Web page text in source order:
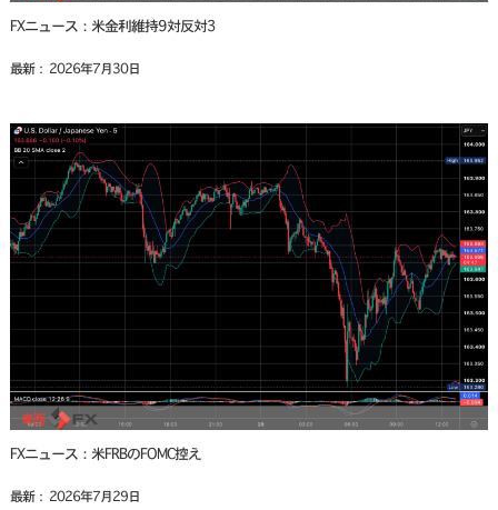
FXニュース：米金利維持9対反対3
最新： 2026年7月30日
FXニュース：米FRBのFOMC控え
最新： 2026年7月29日